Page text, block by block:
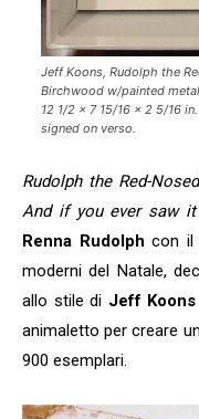
Jeff Koons, Rudolph the
Birchwood w/painted
12 1/2 x 7 15/16 x 2 5/16
signed on verso.
Rudolph the Red-
And if you ever saw
Renna Rudolph con il
moderni del Natale,
allo stile di Jeff Koons
animaletto per creare
900 esemplari.